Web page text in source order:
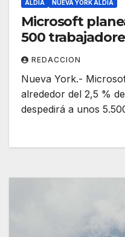
ALDÍA NUEVA YORK ALDÍA
Microsoft
500
REDACCION
Nueva York.-
alrededor del 2,5 %
despedirá a unos